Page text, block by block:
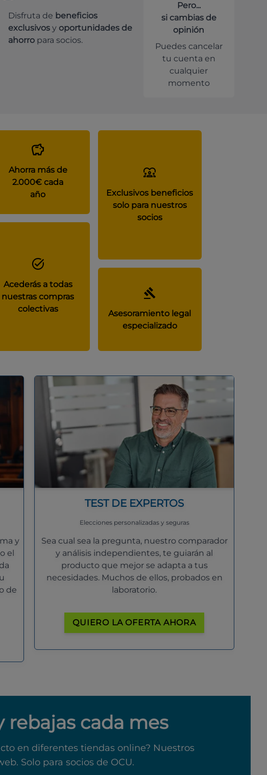
Disfruta de beneficios
exclusivos y oportunidades de
ahorro para socios.
Pero...
si cambias de
opinión
Puedes cancelar
tu cuenta en
cualquier
momento
Ahorra más de
2.000€ cada
año
Exclusivos beneficios
solo para nuestros
socios
Acederás a todas
nuestras compras
colectivas
Asesoramiento legal
especializado
y
el
de
TEST DE EXPERTOS
Elecciones personalizadas y seguras
Sea cual sea la pregunta, nuestro comparador
y análisis independientes, te guiarán al
producto que mejor se adapta a tus
necesidades. Muchos de ellos, probados en
laboratorio.
QUIERO LA OFERTA AHORA
rebajas cada mes
en diferentes tiendas online? Nuestros
Solo para socios de OCU.